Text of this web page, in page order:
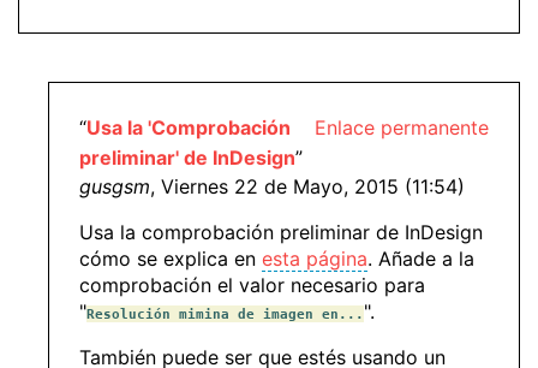
Enlace permanente
“Usa la 'Comprobación
preliminar' de InDesign”
gusgsm, Viernes 22 de Mayo, 2015 (11:54)
Usa la comprobación preliminar de InDesign
cómo se explica en esta página. Añade a la
comprobación el valor necesario para
"Resolución mimina de imagen en... ".
También puede ser que estés usando un